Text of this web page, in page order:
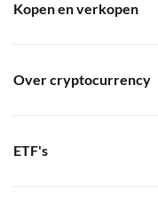
Kopen en verkopen
Over cryptocurrency
ETF's